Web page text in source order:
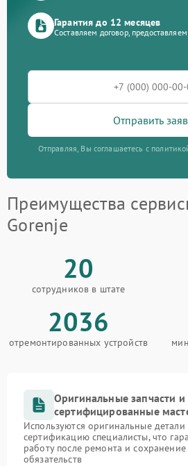
Гарантия до 12 месяцев
Составляем договор,
Отправить
Отправляя, Вы соглашаетесь с
Преимущества
Gorenje
20
сотрудников в штате
2036
отремонтированных устройств
Оригинальные запчасти и
сертифицированные
Используются оригинальные
сертификацию специалисты, что
работу после ремонта и
обязательств